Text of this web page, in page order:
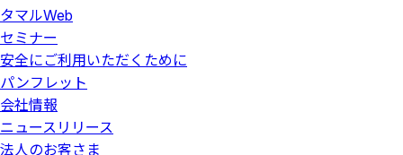
タマルWeb
セミナー
安全にご利用いただくために
パンフレット
会社情報
ニュースリリース
法人のお客さま